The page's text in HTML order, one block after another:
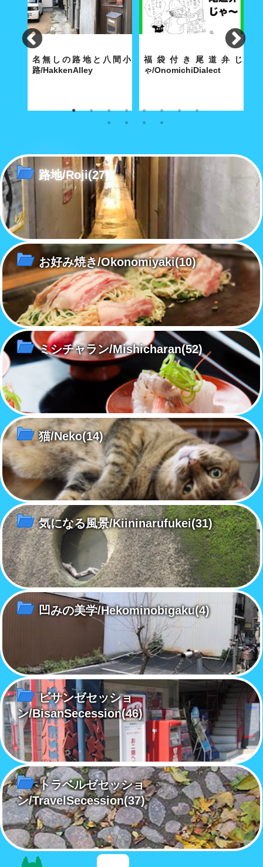
名無しの路地と八間小
路/HakkenAlley
奥深い路地の真ん中に大きな空
福袋付き尾道弁じ
ゃ/OnomichiDialect
経済合理性が優先する現代社会
路地/Roji(27)
お好み焼き/Okonomiyaki(10)
ミシチャラン/Mishicharan(52)
猫/Neko(14)
気になる風景/Kiininarufukei(31)
凹みの美学/Hekominobigaku(4)
ビサンゼセッショ
ン/BisanSecession(46)
トラベルゼセッショ
ン/TravelSecession(37)